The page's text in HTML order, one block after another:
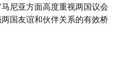
尼亚方面高度重视两国议会
国友谊和伙伴关系的有效桥